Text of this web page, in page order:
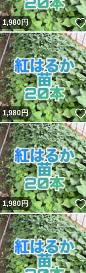
1,980円
1,980円
1,980円